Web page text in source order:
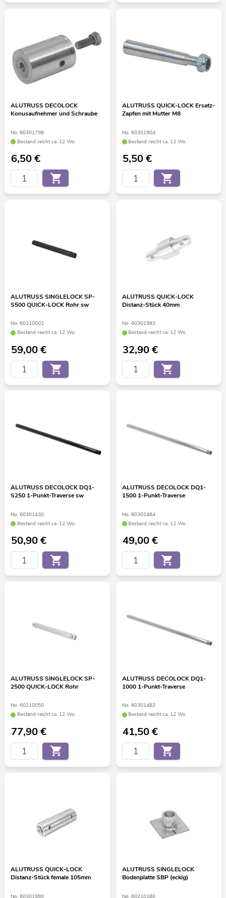
ALUTRUSS DECOLOCK
Konusaufnehmer und Schraube
No. 60301798
Bestand reicht ca. 12 Wo.
6,50€
ALUTRUSS QUICK-LOCK Ersatz-
Zapfen mit Mutter M8
No. 60301904
Bestand reicht ca. 12 Wo.
5,50€
ALUTRUSS SINGLELOCK SP-
S500 QUICK-LOCK Rohr sw
No. 60210002
Bestand reicht ca. 12 Wo.
59,00€
ALUTRUSS QUICK-LOCK
Distanz-Stück 40mm
No. 60301983
Bestand reicht ca. 12 Wo.
32,90€
ALUTRUSS DECOLOCK DQ1-
S250 1-Punkt-Traverse sw
No. 60301430
Bestand reicht ca. 12 Wo.
50,90€
ALUTRUSS DECOLOCK DQ1-
1500 1-Punkt-Traverse
No. 60301484
Bestand reicht ca. 12 Wo.
49,00€
ALUTRUSS SINGLELOCK SP-
2500 QUICK-LOCK Rohr
No. 60210050
Bestand reicht ca. 12 Wo.
77,90€
ALUTRUSS DECOLOCK DQ1-
1000 1-Punkt-Traverse
No. 60301482
Bestand reicht ca. 12 Wo.
41,50€
ALUTRUSS QUICK-LOCK
Distanz-Stück female 105mm
No. 60301990
ALUTRUSS SINGLELOCK
Bodenplatte SBP (eckig)
No. 60210180